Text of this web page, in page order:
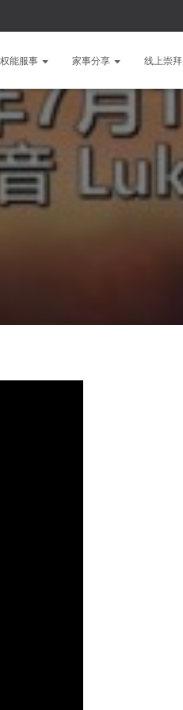
权能服事 家事分享 线上崇拜